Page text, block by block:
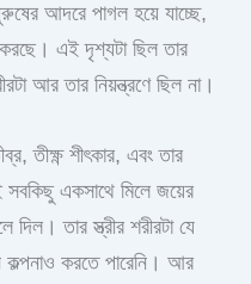
আদরে পাগল হয়ে যাচ্ছে,
করছে। এই দৃশ্যটা ছিল তার
আর তার নিয়ন্ত্রণে ছিল না।
তীক্ষ্ণ শীৎকার, এবং তার
একসাথে মিলে জয়ের
তার স্ত্রীর শরীরটা যে
করতে পারেনি। আর